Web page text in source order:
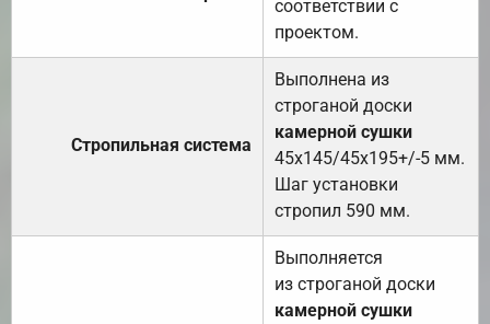
соответствии с
проектом.
Стропильная система
Выполнена из
строганой доски
камерной сушки
45х145/45х195+/-5 мм.
Шаг установки
стропил 590 мм.
Выполняется
из строганой доски
камерной сушки